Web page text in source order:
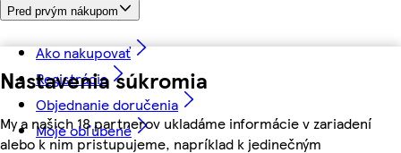
Nastavenia súkromia
My a našich 18 partnerov ukladáme informácie v zariadení
alebo k nim pristupujeme, napríklad k jedinečným
Pred prvým nákupom
Ako nakupovať
Registrácia
Objednanie doručenia
Moje obľúbené